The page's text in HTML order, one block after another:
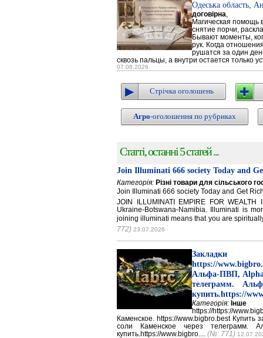
Одеська область,
договірна
Магическая помощь
снятие порчи,
Бывают моменты,
рук. Когда
рушатся за один
сквозь пальцы, а внутри остается только
07.08.2026
Стрічка оголошень
Агро-оголошення по рубриках
Статті, останні 5 статей ...
Join Illuminati 666 society Today and
Категорія: Різні товари для сільського
Join Illuminati 666 society Today and Get
JOIN ILLUMINATI EMPIRE FOR WEALTH
Ukraine-Botswana-Namibia. Illuminati is
joining illuminati means that you are
772) 23.07.2026
Закладки
https://
Альфа-ПВП, Alpha
телеграмм.
купить.https://
Категорія: Інше
https://https://
Каменское. https://www.bigbro.best Купить
соли Каменское через телеграмм.
купить.https://www.bigbro.... (№: 771)